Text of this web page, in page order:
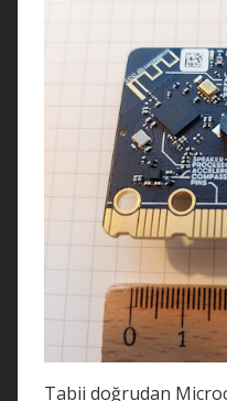
Tabii doğrudan